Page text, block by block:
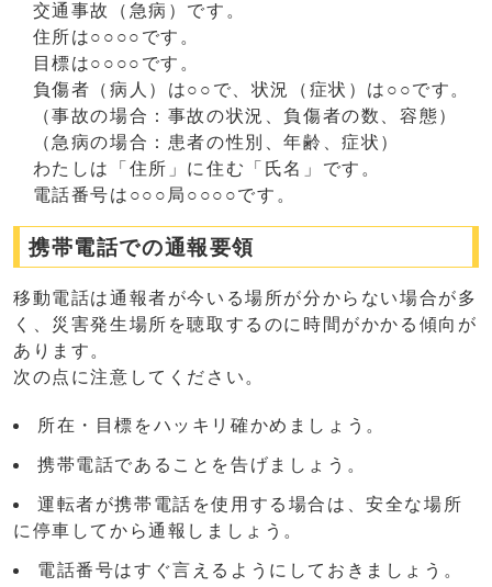
交通事故（急病）です。
住所は○○○○です。
目標は○○○○です。
負傷者（病人）は○○で、状況（症状）は○○です。
（事故の場合：事故の状況、負傷者の数、容態）
（急病の場合：患者の性別、年齢、症状）
わたしは「住所」に住む「氏名」です。
電話番号は○○○局○○○○です。
携帯電話での通報要領
移動電話は通報者が今いる場所が分からない場合が多
く、災害発生場所を聴取するのに時間がかかる傾向が
あります。
次の点に注意してください。
所在・目標をハッキリ確かめましょう。
携帯電話であることを告げましょう。
運転者が携帯電話を使用する場合は、安全な場所
に停車してから通報しましょう。
電話番号はすぐ言えるようにしておきましょう。